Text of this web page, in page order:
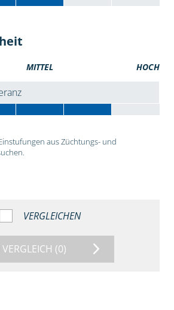
MITTEL HOCH
aus Züchtungs- und
VERGLEICHEN
(0)